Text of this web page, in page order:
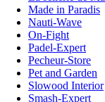
Made in Paradis
Nauti-Wave
On-Fight
Padel-Expert
Pecheur-Store
Pet and Garden
Slowood Interior
Smash-Expert